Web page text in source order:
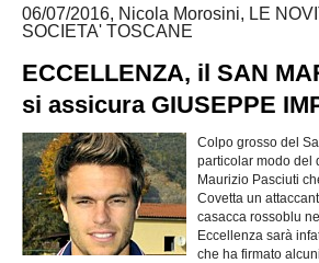
06/07/2016, Nicola Morosini, LE
SOCIETA' TOSCANE
ECCELLENZA, il SAN
si assicura GIUSEPPE
Colpo grosso del
particolar modo del
Maurizio Pasciuti
Covetta un
casacca rossoblu
Eccellenza sarà
che ha firmato